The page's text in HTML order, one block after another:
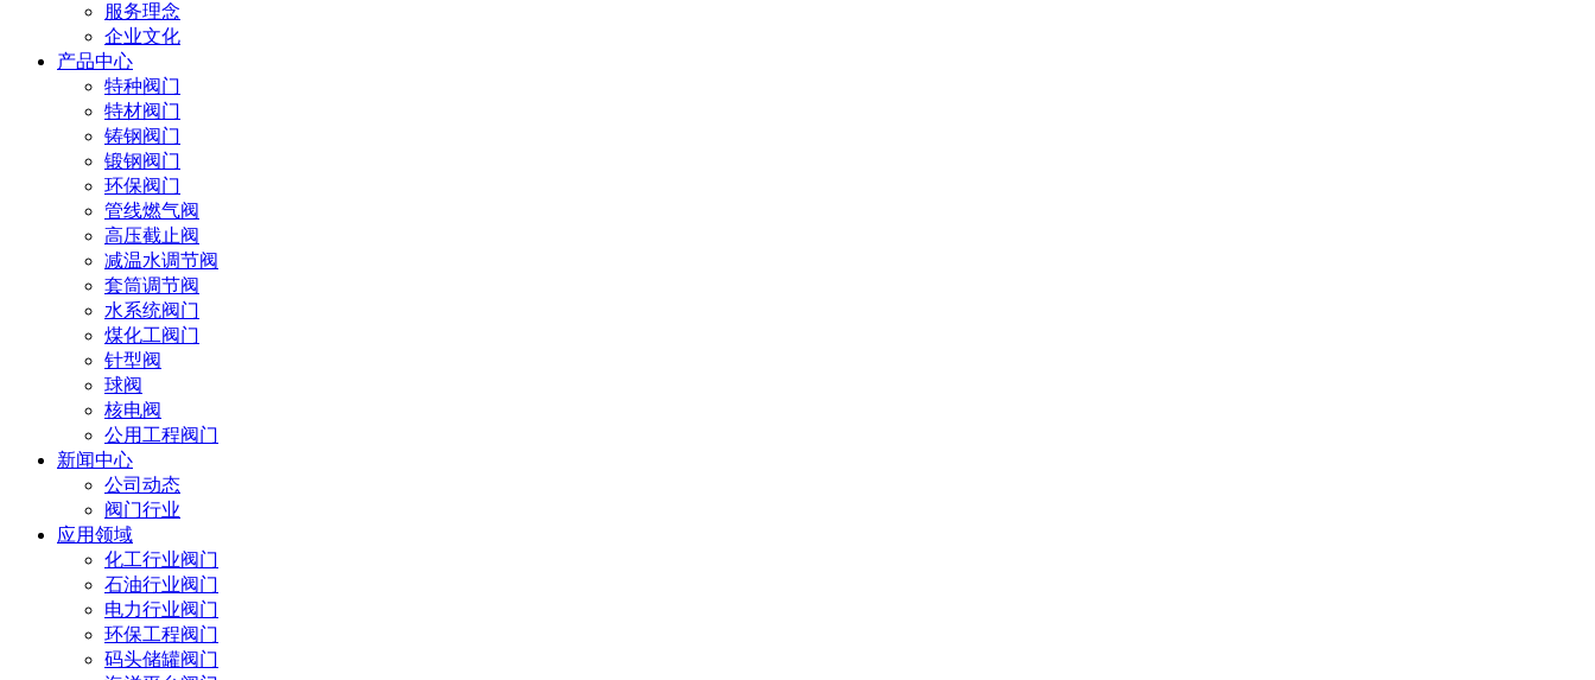
服务理念
企业文化
产品中心
特种阀门
特材阀门
铸钢阀门
锻钢阀门
环保阀门
管线燃气阀
高压截止阀
减温水调节阀
套筒调节阀
水系统阀门
煤化工阀门
针型阀
球阀
核电阀
公用工程阀门
新闻中心
公司动态
阀门行业
应用领域
化工行业阀门
石油行业阀门
电力行业阀门
环保工程阀门
码头储罐阀门